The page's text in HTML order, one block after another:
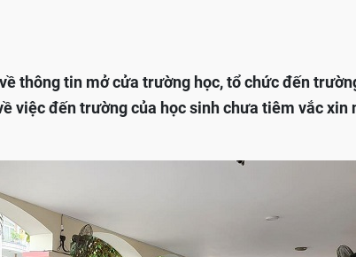
thông tin mở cửa trường học, tổ chức đến
việc đến trường của học sinh chưa tiêm vắc xin